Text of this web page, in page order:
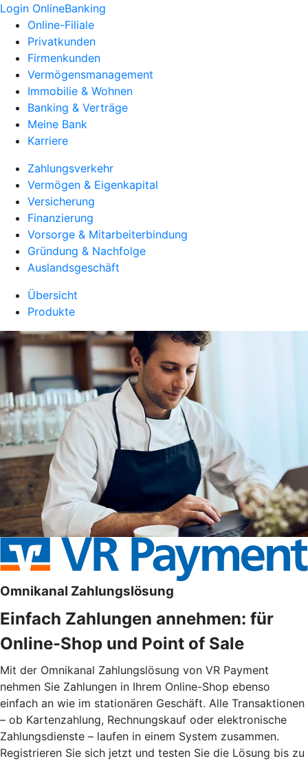
Login OnlineBanking
Online-Filiale
Privatkunden
Firmenkunden
Vermögensmanagement
Immobilie & Wohnen
Banking & Verträge
Meine Bank
Karriere
Zahlungsverkehr
Vermögen & Eigenkapital
Versicherung
Finanzierung
Vorsorge & Mitarbeiterbindung
Gründung & Nachfolge
Auslandsgeschäft
Übersicht
Produkte
Omnikanal Zahlungslösung
Einfach Zahlungen annehmen: für
Online-Shop und Point of Sale
Mit der Omnikanal Zahlungslösung von VR Payment
nehmen Sie Zahlungen in Ihrem Online-Shop ebenso
einfach an wie im stationären Geschäft. Alle Transaktionen
– ob Kartenzahlung, Rechnungskauf oder elektronische
Zahlungsdienste – laufen in einem System zusammen.
Registrieren Sie sich jetzt und testen Sie die Lösung bis zu